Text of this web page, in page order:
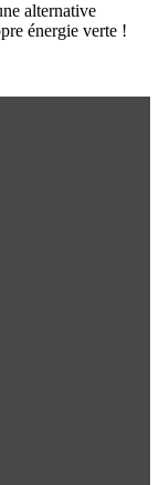
alternative
énergie verte !